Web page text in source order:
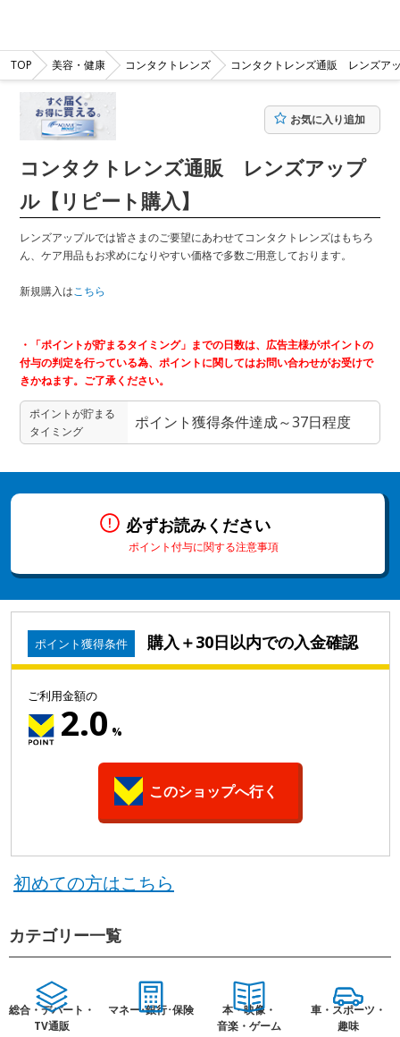
TOP 美容・健康 コンタクトレンズ コンタクトレンズ通販 レンズア
お気に入り追加
コンタクトレンズ通販 レンズアップ
ル【リピート購入】
レンズアップルでは皆さまのご要望にあわせてコンタクトレンズはもちろ
ん、ケア用品もお求めになりやすい価格で多数ご用意しております。
新規購入はこちら
・「ポイントが貯まるタイミング」までの日数は、広告主様がポイントの
付与の判定を行っている為、ポイントに関してはお問い合わせがお受けで
きかねます。ご了承ください。
ポイントが貯まる
タイミング
ポイント獲得条件達成～37日程度
必ずお読みください
ポイント付与に関する注意事項
ポイント獲得条件 購入＋30日以内での入金確認
ご利用金額の
2.0 %
このショップへ行く
初めての方はこちら
カテゴリー一覧
総合・デパート・
TV通販
マネー･銀行･保険
本・映像・
音楽・ゲーム
車・スポーツ・
趣味